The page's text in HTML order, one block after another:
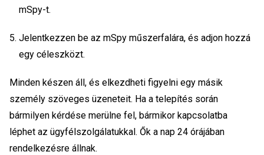
mSpy-t.
Jelentkezzen be az mSpy műszerfalára, és adjon hozzá
egy céleszközt.
Minden készen áll, és elkezdheti figyelni egy másik
személy szöveges üzeneteit. Ha a telepítés során
bármilyen kérdése merülne fel, bármikor kapcsolatba
léphet az ügyfélszolgálatukkal. Ők a nap 24 órájában
rendelkezésre állnak.